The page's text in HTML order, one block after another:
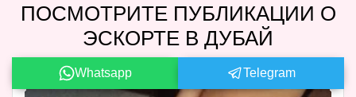
ПОСМОТРИТЕ ПУБЛИКАЦИИ О
ЭСКОРТЕ В ДУБАЙ
Whatsapp Telegram